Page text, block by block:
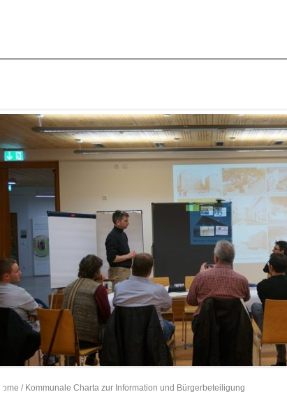
Home / Kommunale Charta zur Information und Bürgerbeteiligung